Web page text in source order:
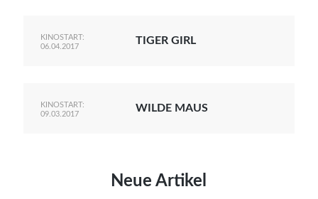
KINOSTART:
06.04.2017
TIGER GIRL
KINOSTART:
09.03.2017
WILDE MAUS
Neue Artikel